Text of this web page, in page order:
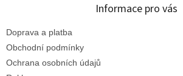
Informace pro vás
Doprava a platba
Obchodní podmínky
Ochrana osobních údajů